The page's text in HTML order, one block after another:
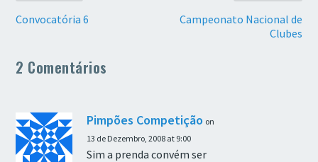
Convocatória 6
Campeonato Nacional de
Clubes
2 Comentários
Pimpões Competição on
13 de Dezembro, 2008 at 9:00
Sim a prenda convém ser